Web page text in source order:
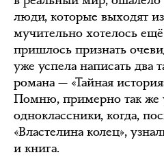
люди, которые выходят
мучительно хотелось
пришлось признать
уже успела написать два
романа — «Тайная
Помню, примерно так же
одноклассники, когда,
«Властелина колец»,
и книга.